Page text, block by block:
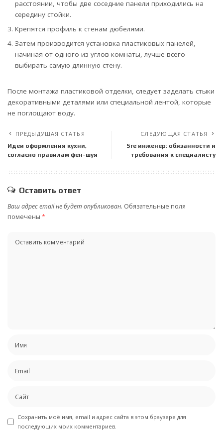
расстоянии, чтобы две соседние панели приходились на
середину стойки.
Крепятся профиль к стенам дюбелями.
Затем производится установка пластиковых панелей,
начиная от одного из углов комнаты, лучше всего
выбирать самую длинную стену.
После монтажа пластиковой отделки, следует заделать стыки
декоративными деталями или специальной лентой, которые
не поглощают воду.
ПРЕДЫДУЩАЯ СТАТЬЯ
Идеи оформления кухни,
согласно правилам фен-шуя
СЛЕДУЮЩАЯ СТАТЬЯ
Sre инженер: обязанности и
требования к специалисту
Оставить ответ
Ваш адрес email не будет опубликован. Обязательные поля
помечены *
Сохранить моё имя, email и адрес сайта в этом браузере для
последующих моих комментариев.